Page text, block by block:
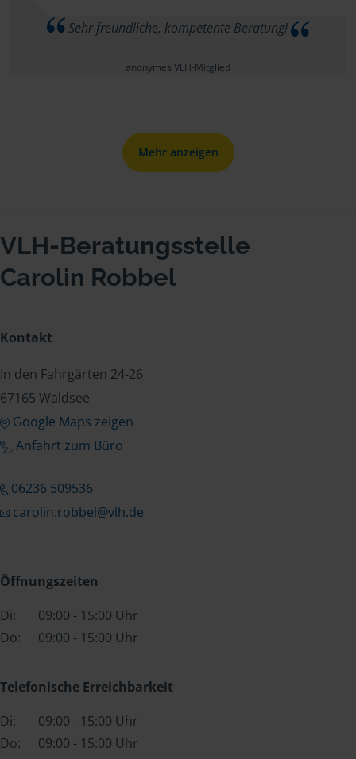
Sehr freundliche, kompetente Beratung!
anonymes VLH-Mitglied
Mehr anzeigen
VLH-Beratungsstelle
Carolin Robbel
Kontakt
In den Fahrgärten 24-26
67165 Waldsee
Google Maps zeigen
Anfahrt zum Büro
06236 509536
carolin.robbel@vlh.de
Öffnungszeiten
Di:
09:00 - 15:00 Uhr
Do:
09:00 - 15:00 Uhr
Telefonische Erreichbarkeit
Di:
09:00 - 15:00 Uhr
Do:
09:00 - 15:00 Uhr